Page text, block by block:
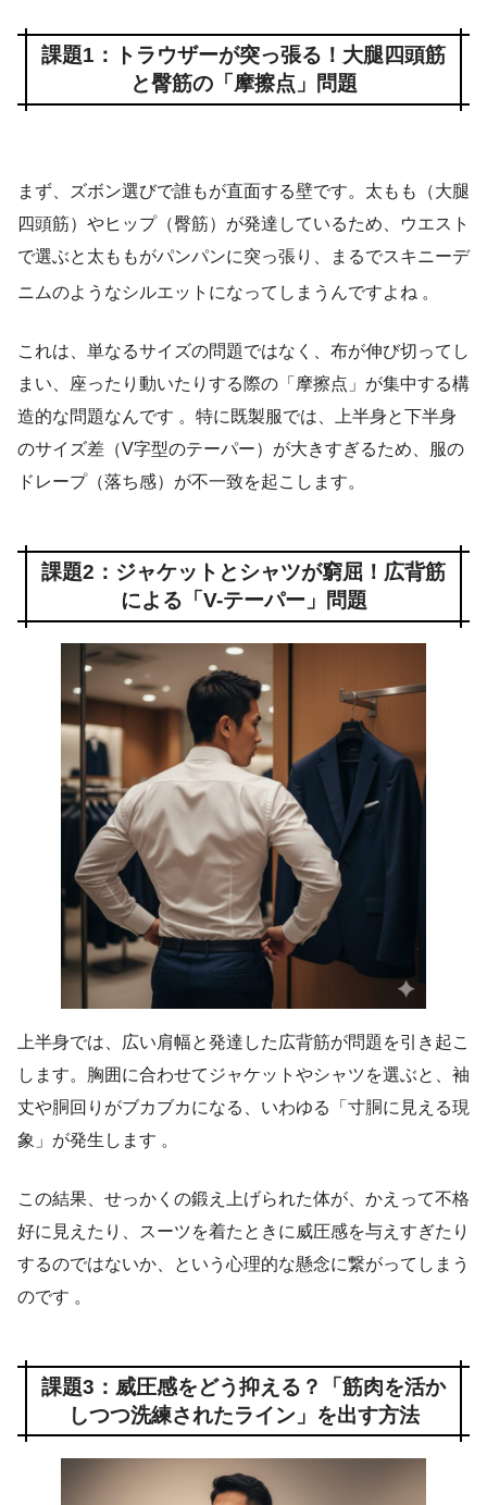
課題1：トラウザーが突っ張る！大腿四頭筋
と臀筋の「摩擦点」問題
まず、ズボン選びで誰もが直面する壁です。太もも（大腿
四頭筋）やヒップ（臀筋）が発達しているため、ウエスト
で選ぶと太ももがパンパンに突っ張り、まるでスキニーデ
ニムのようなシルエットになってしまうんですよね 。
これは、単なるサイズの問題ではなく、布が伸び切ってし
まい、座ったり動いたりする際の「摩擦点」が集中する構
造的な問題なんです 。特に既製服では、上半身と下半身
のサイズ差（V字型のテーパー）が大きすぎるため、服の
ドレープ（落ち感）が不一致を起こします。
課題2：ジャケットとシャツが窮屈！広背筋
による「V-テーパー」問題
上半身では、広い肩幅と発達した広背筋が問題を引き起こ
します。胸囲に合わせてジャケットやシャツを選ぶと、袖
丈や胴回りがブカブカになる、いわゆる「寸胴に見える現
象」が発生します 。
この結果、せっかくの鍛え上げられた体が、かえって不格
好に見えたり、スーツを着たときに威圧感を与えすぎたり
するのではないか、という心理的な懸念に繋がってしまう
のです 。
課題3：威圧感をどう抑える？「筋肉を活か
しつつ洗練されたライン」を出す方法